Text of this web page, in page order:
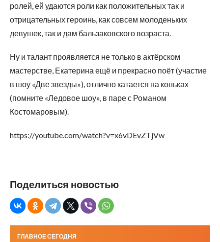
ролей, ей удаются роли как положительных так и
отрицательных героинь, как совсем молоденьких
девушек, так и дам бальзаковского возраста.
Ну и талант проявляется не только в актёрском
мастерстве, Екатерина ещё и прекрасно поёт (участие
в шоу «Две звезды»), отлично катается на коньках
(помните «Ледовое шоу», в паре с Романом
Костомаровым).
https://youtube.com/watch?v=x6vDEvZTjVw
Поделиться новостью
ГЛАВНОЕ СЕГОДНЯ